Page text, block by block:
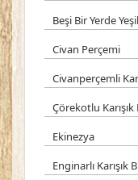
Beşi Bir Yerde
Civan Perçemi
Civanperçemli
Çörekotlu Karışık
Ekinezya
Enginarlı Karışık